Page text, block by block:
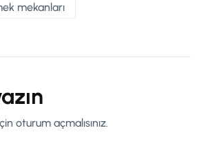
mekanları
oturum açmalısınız.